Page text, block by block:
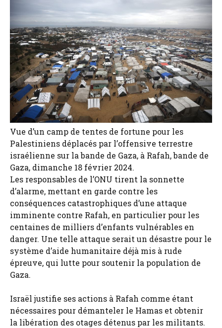
Vue d’un camp de tentes de fortune pour les
Palestiniens déplacés par l’offensive terrestre
israélienne sur la bande de Gaza, à Rafah, bande de
Gaza, dimanche 18 février 2024.
Les responsables de l’ONU tirent la sonnette
d’alarme, mettant en garde contre les
conséquences catastrophiques d’une attaque
imminente contre Rafah, en particulier pour les
centaines de milliers d’enfants vulnérables en
danger. Une telle attaque serait un désastre pour le
système d’aide humanitaire déjà mis à rude
épreuve, qui lutte pour soutenir la population de
Gaza.
Israël justifie ses actions à Rafah comme étant
nécessaires pour démanteler le Hamas et obtenir
la libération des otages détenus par les militants.